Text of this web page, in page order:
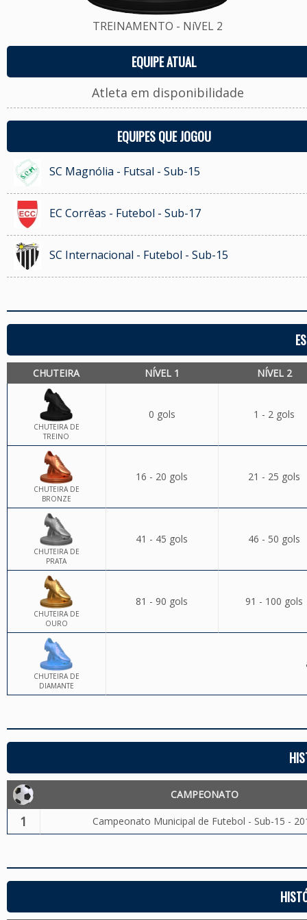
TREINAMENTO - NíVEL 2
EQUIPE ATUAL
Atleta em disponibilidade
EQUIPES QUE JOGOU
SC Magnólia - Futsal - Sub-15
EC Corrêas - Futebol - Sub-17
SC Internacional - Futebol - Sub-15
CHUTEIRA NÍVEL 1 NÍVEL 2
CHUTEIRA DE
TREINO
0 gols 1 - 2 gols
CHUTEIRA DE
BRONZE
16 - 20 gols 21 - 25 gols
CHUTEIRA DE
PRATA
41 - 45 gols 46 - 50 gols
CHUTEIRA DE
OURO
81 - 90 gols 91 - 100 gols
CHUTEIRA DE
DIAMANTE
CAMPEONATO
1 Campeonato Municipal de Futebol - Sub-15 -